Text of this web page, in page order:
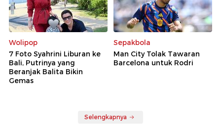
Wolipop
7 Foto Syahrini Liburan ke
Bali, Putrinya yang
Beranjak Balita Bikin
Gemas
Sepakbola
Man City Tolak Tawaran
Barcelona untuk Rodri
Selengkapnya